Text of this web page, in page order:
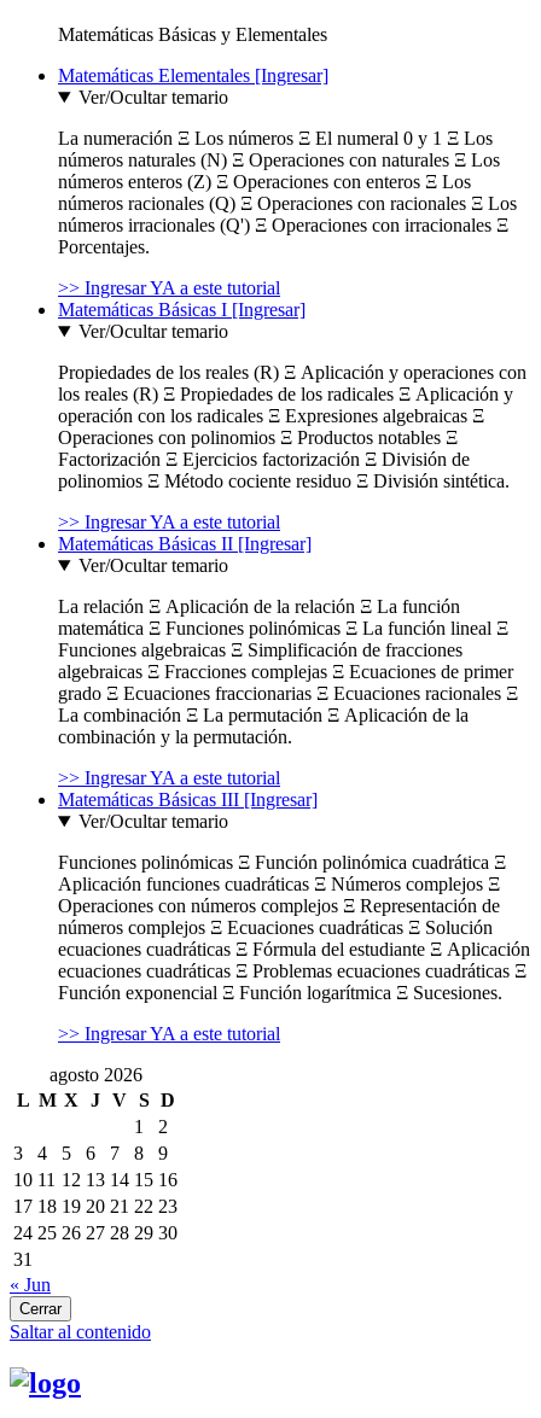
Matemáticas Básicas y Elementales
Matemáticas Elementales [Ingresar]
Ver/Ocultar temario
La numeración Ξ Los números Ξ El numeral 0 y 1 Ξ Los
números naturales (N) Ξ Operaciones con naturales Ξ Los
números enteros (Z) Ξ Operaciones con enteros Ξ Los
números racionales (Q) Ξ Operaciones con racionales Ξ Los
números irracionales (Q') Ξ Operaciones con irracionales Ξ
Porcentajes.
>> Ingresar YA a este tutorial
Matemáticas Básicas I [Ingresar]
Ver/Ocultar temario
Propiedades de los reales (R) Ξ Aplicación y operaciones con
los reales (R) Ξ Propiedades de los radicales Ξ Aplicación y
operación con los radicales Ξ Expresiones algebraicas Ξ
Operaciones con polinomios Ξ Productos notables Ξ
Factorización Ξ Ejercicios factorización Ξ División de
polinomios Ξ Método cociente residuo Ξ División sintética.
>> Ingresar YA a este tutorial
Matemáticas Básicas II [Ingresar]
Ver/Ocultar temario
La relación Ξ Aplicación de la relación Ξ La función
matemática Ξ Funciones polinómicas Ξ La función lineal Ξ
Funciones algebraicas Ξ Simplificación de fracciones
algebraicas Ξ Fracciones complejas Ξ Ecuaciones de primer
grado Ξ Ecuaciones fraccionarias Ξ Ecuaciones racionales Ξ
La combinación Ξ La permutación Ξ Aplicación de la
combinación y la permutación.
>> Ingresar YA a este tutorial
Matemáticas Básicas III [Ingresar]
Ver/Ocultar temario
Funciones polinómicas Ξ Función polinómica cuadrática Ξ
Aplicación funciones cuadráticas Ξ Números complejos Ξ
Operaciones con números complejos Ξ Representación de
números complejos Ξ Ecuaciones cuadráticas Ξ Solución
ecuaciones cuadráticas Ξ Fórmula del estudiante Ξ Aplicación
ecuaciones cuadráticas Ξ Problemas ecuaciones cuadráticas Ξ
Función exponencial Ξ Función logarítmica Ξ Sucesiones.
>> Ingresar YA a este tutorial
agosto 2026
L M X J V S D
1
2
3
4 5 6 7 8
9
10 11 12 13 14 15 16
17 18 19 20 21 22 23
24 25 26 27 28 29 30
31
« Jun
Cerrar
Saltar al contenido